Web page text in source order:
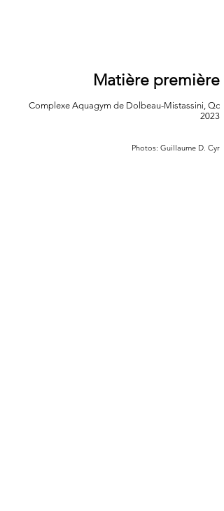
Matière première
Complexe Aquagym de Dolbeau-Mistassini, Qc
2023
Photos: Guillaume D. Cyr